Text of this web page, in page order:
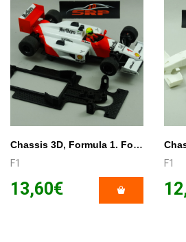
Chassis 3D, Formula 1. For NSR Body.
F1
13,60€
F1